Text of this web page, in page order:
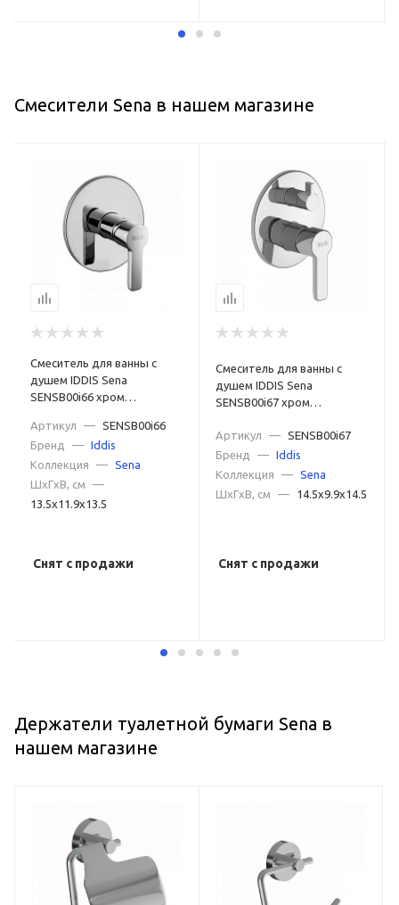
Смесители Sena в нашем магазине
Смеситель для ванны с
душем IDDIS Sena
SENSB00i66 хром
Артикул
— SENSB00i66
Бренд
— Iddis
Коллекция
— Sena
ШxГxВ, см
—
13.5x11.9x13.5
Снят с продажи
Смеситель для ванны с
душем IDDIS Sena
SENSB00i67 хром
Артикул
— SENSB00i67
Бренд
— Iddis
Коллекция
— Sena
ШxГxВ, см
— 14.5x9.9x14.5
Снят с продажи
Держатели туалетной бумаги Sena в
нашем магазине